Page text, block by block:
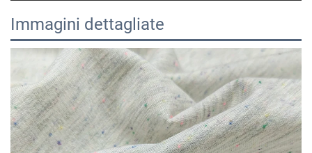
Immagini dettagliate